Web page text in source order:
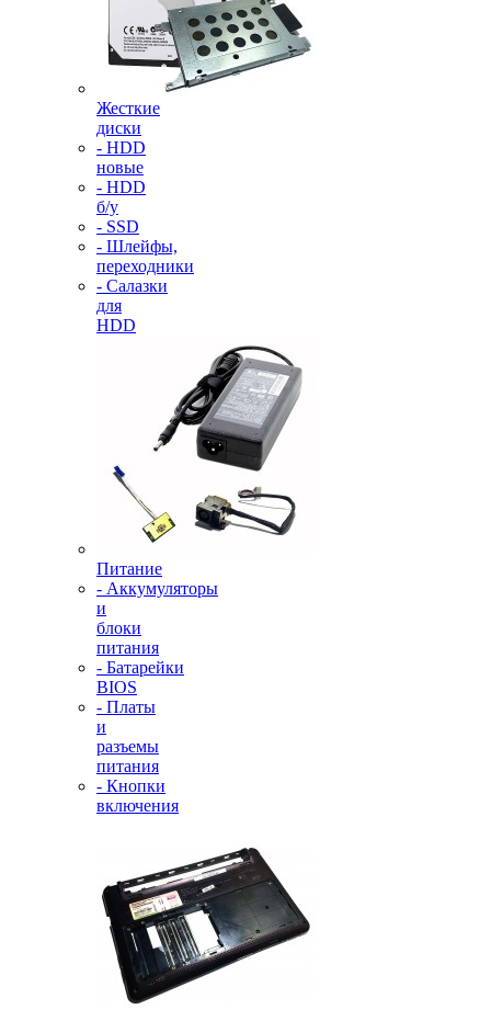
Жесткие
диски
- HDD
новые
- HDD
б/у
- SSD
- Шлейфы,
переходники
- Салазки
для
HDD
Питание
- Аккумуляторы
и
блоки
питания
- Батарейки
BIOS
- Платы
и
разъемы
питания
- Кнопки
включения